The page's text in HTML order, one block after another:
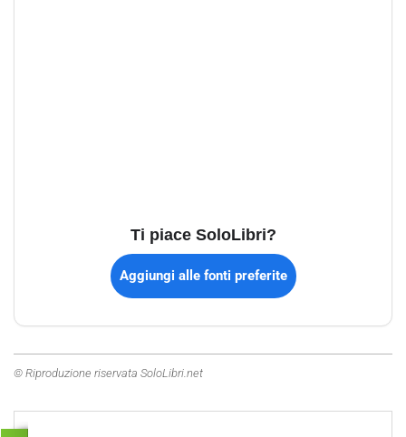
Ti piace SoloLibri?
Aggiungi alle fonti preferite
© Riproduzione riservata SoloLibri.net